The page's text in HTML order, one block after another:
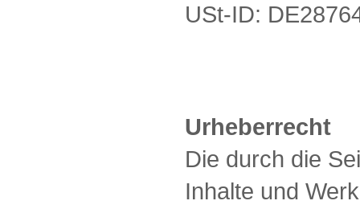
USt-ID:
Urheberrecht
Die durch die
Inhalte und